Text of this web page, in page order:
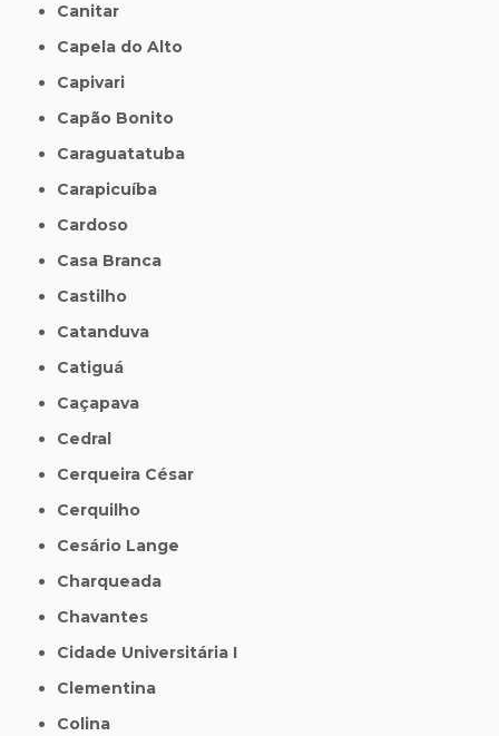
Canitar
Capela do Alto
Capivari
Capão Bonito
Caraguatatuba
Carapicuíba
Cardoso
Casa Branca
Castilho
Catanduva
Catiguá
Caçapava
Cedral
Cerqueira César
Cerquilho
Cesário Lange
Charqueada
Chavantes
Cidade Universitária I
Clementina
Colina